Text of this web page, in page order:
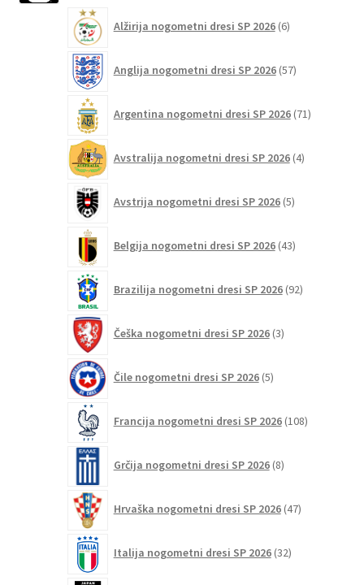
Alžirija nogometni dresi SP 2026 6izdelkov
Anglija nogometni dresi SP 2026 57izdelkov
Argentina nogometni dresi SP 2026 71izdelkov
Avstralija nogometni dresi SP 2026 4izdelki
Avstrija nogometni dresi SP 2026 5izdelkov
Belgija nogometni dresi SP 2026 43izdelkov
Brazilija nogometni dresi SP 2026 92izdelkov
Češka nogometni dresi SP 2026 3izdelki
Čile nogometni dresi SP 2026 5izdelkov
Francija nogometni dresi SP 2026 108izdelkov
Grčija nogometni dresi SP 2026 8izdelkov
Hrvaška nogometni dresi SP 2026 47izdelkov
Italija nogometni dresi SP 2026 32izdelkov